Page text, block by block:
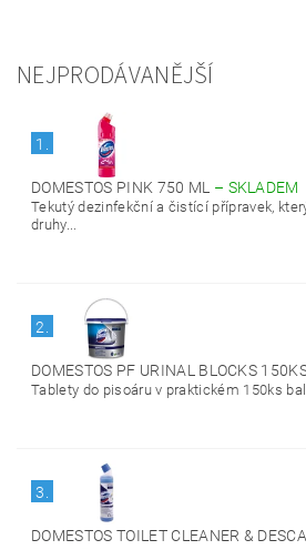
NEJPRODÁVANĚJŠÍ
1.
DOMESTOS PINK 750 ML – SKLADEM
Tekutý dezinfekční a čistící přípravek,
druhy...
2.
DOMESTOS PF URINAL BLOCKS
Tablety do pisoáru v praktickém 150ks
3.
DOMESTOS TOILET CLEANER &